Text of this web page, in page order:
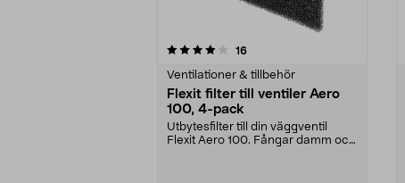
16recensioner
Ventilationer & tillbehör
Flexit filter till ventiler Aero
100, 4-pack
Utbytesfilter till din väggventil
Flexit Aero 100. Fångar damm och
5.0av 5 stjärnor